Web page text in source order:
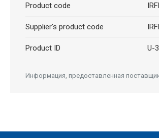
Product code
Supplier's product code
Product ID U-
Информация, предоставленная